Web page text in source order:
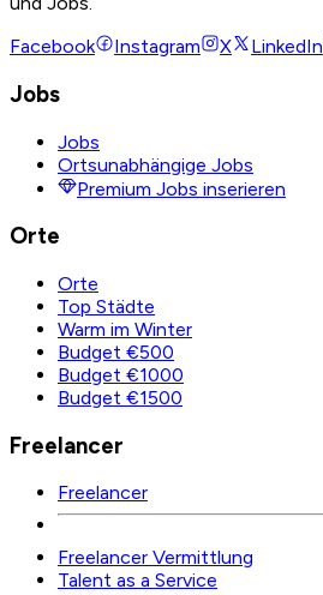
Facebook
Instagram X LinkedIn
Jobs
Jobs
Ortsunabhängige Jobs
Premium Jobs inserieren
Orte
Orte
Top Städte
Warm im Winter
Budget €500
Budget €1000
Budget €1500
Freelancer
Freelancer
Freelancer Vermittlung
Talent as a Service